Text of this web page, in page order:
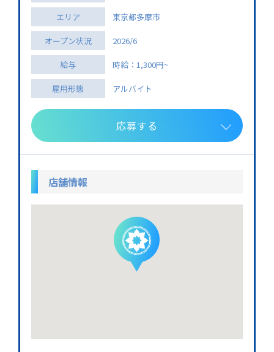
エリア 東京都多摩市
オープン状況 2026/6
給与 時給：1,300円~
雇用形態 アルバイト
応募する
店舗情報